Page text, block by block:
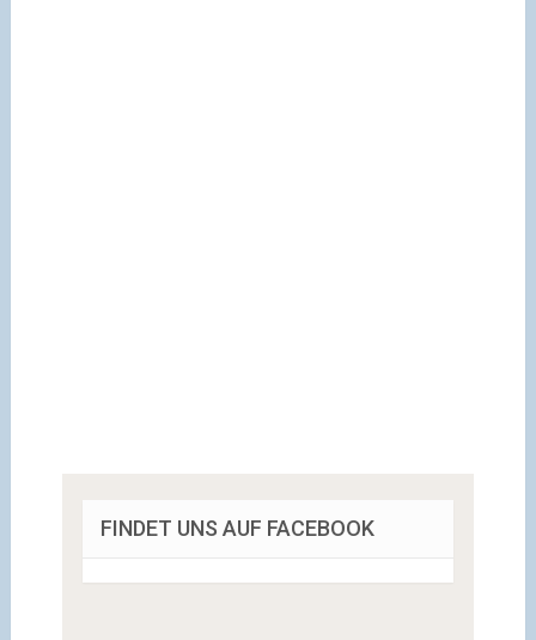
FINDET UNS AUF FACEBOOK